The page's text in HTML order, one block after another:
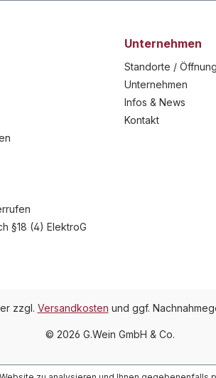
§18 (4) ElektroG
Unternehmen
Standorte /
Unternehmen
Infos & News
Kontakt
zzgl. Versandkosten und ggf.
© 2026 G.Wein GmbH & Co.